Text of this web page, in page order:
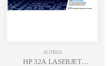
AUTRES
HP 32A LASERJET